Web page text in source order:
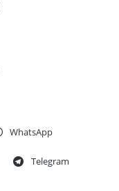
WhatsApp
Telegram